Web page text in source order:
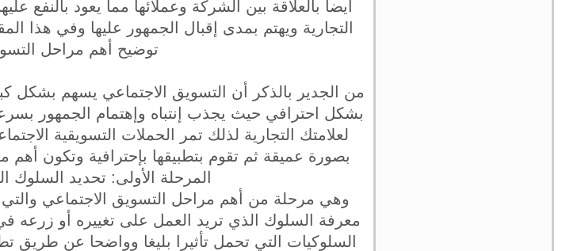
أيضا بالعلاقة بين الشركة وعملائها مما يعود بالنفع
التجارية ويهتم بمدى إقبال الجمهور عليها وفي هذا
توضيح أهم مراحل
من الجدير بالذكر أن التسويق الاجتماعي يسهم بشكل
بشكل احترافي حيث يجذب إنتباه وإهتمام الجمهور
لعلامتك التجارية لذلك تمر الحملات التسويقية
بصورة عميقة ثم تقوم بتطبيقها بإحترافية وتكون أهم
المرحلة الأولى: تحديد السلوك
وهي مرحلة من أهم مراحل التسويق الاجتماعي والتي
معرفة السلوك الذي تريد العمل على تغييره أو زرعه في
السلوكيات التي تحمل تأثيرا بليغا وواضحا عن طريق